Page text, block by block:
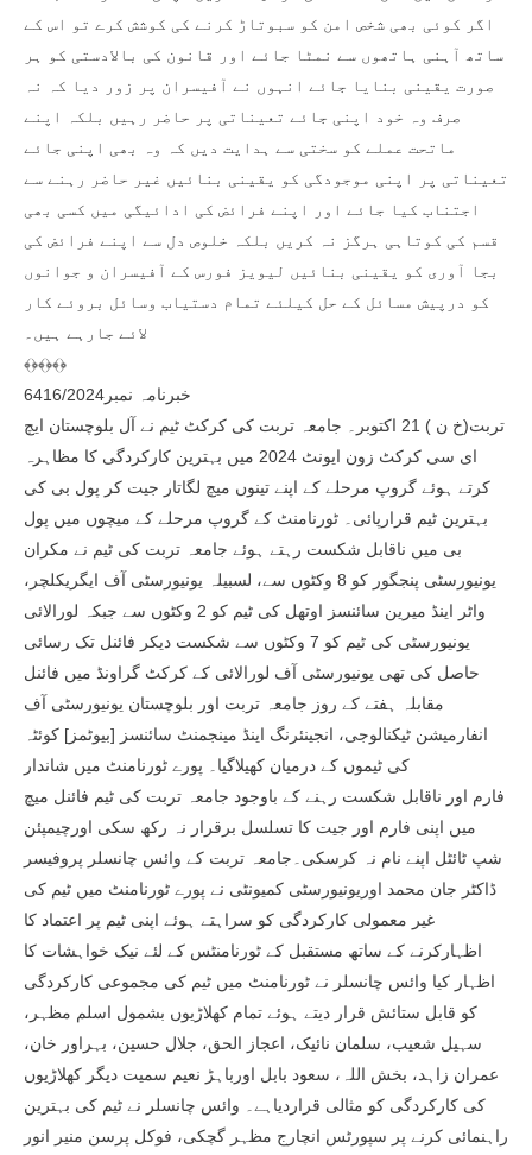
اگر کوئی بھی شخص امن کو سبوتاڑ کرنے کی کوشش کرے تو اس کے
ساتھ آہنی ہاتھوں سے نمٹا جائے اور قانون کی بالادستی کو ہر
صورت یقینی بنایا جائے انہوں نے آفیسران پر زور دیا کہ نہ
صرف وہ خود اپنی جائے تعیناتی پر حاضر رہیں بلکہ اپنے
ماتحت عملے کو سختی سے ہدایت دیں کہ وہ بھی اپنی جائے
تعیناتی پر اپنی موجودگی کو یقینی بنائیں غیر حاضر رہنے سے
اجتناب کیا جائے اور اپنے فرائض کی ادائیگی میں کسی بھی
قسم کی کوتاہی ہرگز نہ کریں بلکہ خلوص دل سے اپنے فرائض کی
بجا آوری کو یقینی بنائیں لیویز فورس کے آفیسران و جوانوں
کو درپیش مسائل کے حل کیلئے تمام دستیاب وسائل بروئے کار
لائے جارہے ہیں۔
﴾﴿﴾﴿﴾﴿
خبرنامہ نمبر6416/2024
تربت(خ ن ) 21 اکتوبر۔ جامعہ تربت کی کرکٹ ٹیم نے آل بلوچستان ایچ
ای سی کرکٹ زون ایونٹ 2024 میں بہترین کارکردگی کا مظاہرہ
کرتے ہوئے گروپ مرحلے کے اپنے تینوں میچ لگاتار جیت کر پول بی کی
بہترین ٹیم قرارپائی۔ ٹورنامنٹ کے گروپ مرحلے کے میچوں میں پول
بی میں ناقابل شکست رہتے ہوئے جامعہ تربت کی ٹیم نے مکران
یونیورسٹی پنجگور کو 8 وکٹوں سے، لسبیلہ یونیورسٹی آف ایگریکلچر،
واٹر اینڈ میرین سائنسز اوتھل کی ٹیم کو 2 وکٹوں سے جبکہ لورالائی
یونیورسٹی کی ٹیم کو 7 وکٹوں سے شکست دیکر فائنل تک رسائی
حاصل کی تھی یونیورسٹی آف لورالائی کے کرکٹ گراونڈ میں فائنل
مقابلہ ہفتے کے روز جامعہ تربت اور بلوچستان یونیورسٹی آف
انفارمیشن ٹیکنالوجی، انجینئرنگ اینڈ مینجمنٹ سائنسز [بیوٹمز] کوئٹہ
کی ٹیموں کے درمیان کھیلاگیا۔ پورے ٹورنامنٹ میں شاندار
فارم اور ناقابل شکست رہنے کے باوجود جامعہ تربت کی ٹیم فائنل میچ
میں اپنی فارم اور جیت کا تسلسل برقرار نہ رکھ سکی اورچیمپئن
شپ ٹائٹل اپنے نام نہ کرسکی۔جامعہ تربت کے وائس چانسلر پروفیسر
ڈاکٹر جان محمد اوریونیورسٹی کمیونٹی نے پورے ٹورنامنٹ میں ٹیم کی
غیر معمولی کارکردگی کو سراہتے ہوئے اپنی ٹیم پر اعتماد کا
اظہارکرنے کے ساتھ مستقبل کے ٹورنامنٹس کے لئے نیک خواہشات کا
اظہار کیا وائس چانسلر نے ٹورنامنٹ میں ٹیم کی مجموعی کارکردگی
کو قابل ستائش قرار دیتے ہوئے تمام کھلاڑیوں بشمول اسلم مظہر،
سہیل شعیب، سلمان نائیک، اعجاز الحق، جلال حسین، بہراور خان،
عمران زاہد، بخش اللہ، سعود بابل اورباہڑ نعیم سمیت دیگر کھلاڑیوں
کی کارکردگی کو مثالی قراردیاہے۔ وائس چانسلر نے ٹیم کی بہترین
راہنمائی کرنے پر سپورٹس انچارج مظہر گچکی، فوکل پرسن منیر انور